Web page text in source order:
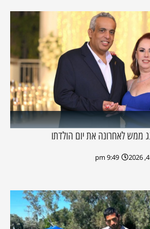
ממש לאחרונה את יום הולדתו
9:49 pm